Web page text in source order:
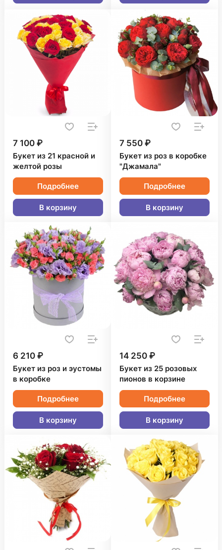
7 100 ₽
Букет из 21 красной и
желтой розы
Подробнее
В корзину
7 550 ₽
Букет из роз в коробке
"Джамала"
Подробнее
В корзину
6 210 ₽
Букет из роз и эустомы
в коробке
Подробнее
В корзину
14 250 ₽
Букет из 25 розовых
пионов в корзине
Подробнее
В корзину